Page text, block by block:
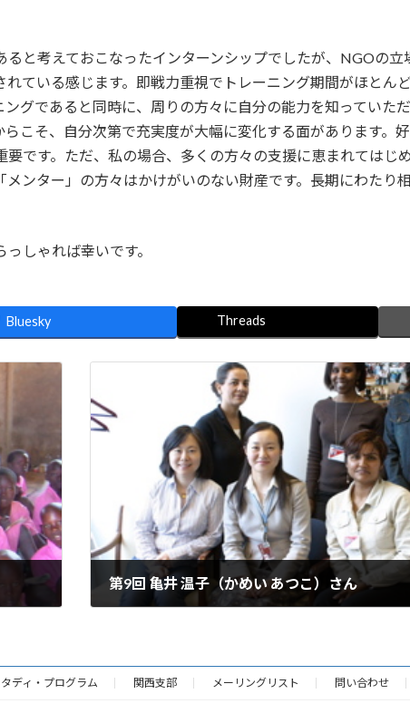
と考えておこなったインターンシップでしたが、NGOの立
ている感じます。即戦力重視でトレーニング期間がほとん
グであると同時に、周りの方々に自分の能力を知っていた
こそ、自分次第で充実度が大幅に変化する面があります。
です。ただ、私の場合、多くの方々の支援に恵まれてはじ
ンター」の方々はかけがいのない財産です。長期にわたり
しゃれば幸いです。
Bluesky Threads
第9回 亀井 温子（かめい あつこ）さん
ディ・プログラム 関西支部 メーリングリスト 問い合わせ